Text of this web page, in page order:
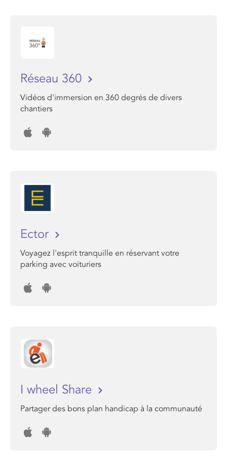
Réseau 360
Vidéos d'immersion en 360 degrés de divers
chantiers
Ector
Voyagez l'esprit tranquille en réservant votre
parking avec voituriers
I wheel Share
Partager des bons plan handicap à la communauté